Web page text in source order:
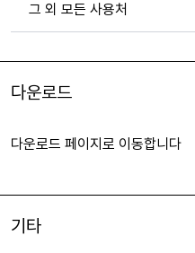
그 외 모든 사용처
다운로드
다운로드 페이지로 이동합니다
기타